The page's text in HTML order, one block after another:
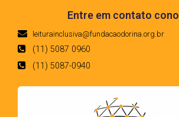
Entre em contato
leiturainclusiva@fundacaodorina.org.br
(11) 5087 0960
(11) 5087-0940